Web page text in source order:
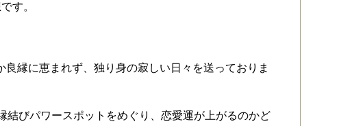
す。
縁に恵まれず、独り身の寂しい日々を送っておりま
びパワースポットをめぐり、恋愛運が上がるのかど